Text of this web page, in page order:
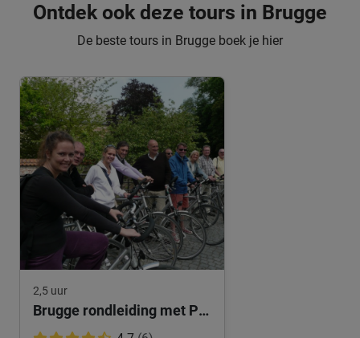
Ontdek ook deze tours in Brugge
De beste tours in Brugge boek je hier
2,5 uur
Brugge rondleiding met Privégids